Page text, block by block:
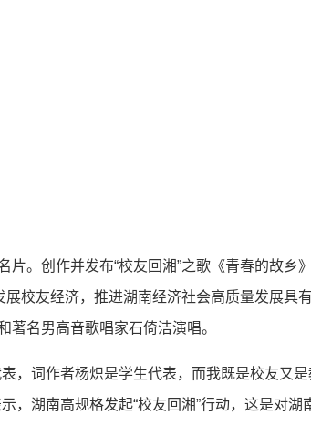
。创作并发布“校友回湘”之歌《青春的故乡
校友经济，推进湖南经济社会高质量发展具
名男高音歌唱家石倚洁演唱。
，词作者杨炽是学生代表，而我既是校友又
，湖南高规格发起“校友回湘”行动，这是对